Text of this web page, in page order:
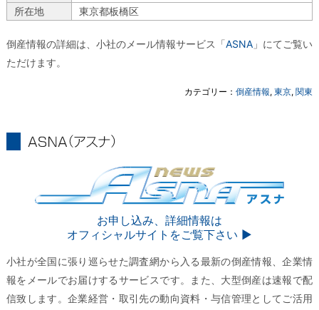
所在地
東京都板橋区
倒産情報の詳細は、小社のメール情報サービス「ASNA 」にてご覧い
ただけます。
カテゴリー：倒産情報,東京,関東
お申し込み、詳細情報は
オフィシャルサイトをご覧下さい ▶︎
小社が全国に張り巡らせた調査網から入る最新の倒産情報、企業情
報をメールでお届けするサービスです。また、大型倒産は速報で配
信致します。企業経営・取引先の動向資料・与信管理としてご活用